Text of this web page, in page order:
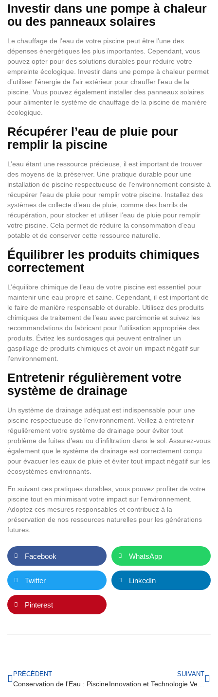
Investir dans une pompe à chaleur
ou des panneaux solaires
Le chauffage de l’eau de votre piscine peut être l’une des
dépenses énergétiques les plus importantes. Cependant, vous
pouvez opter pour des solutions durables pour réduire votre
empreinte écologique. Investir dans une pompe à chaleur permet
d’utiliser l’énergie de l’air extérieur pour chauffer l’eau de la
piscine. Vous pouvez également installer des panneaux solaires
pour alimenter le système de chauffage de la piscine de manière
écologique.
Récupérer l’eau de pluie pour
remplir la piscine
L’eau étant une ressource précieuse, il est important de trouver
des moyens de la préserver. Une pratique durable pour une
installation de piscine respectueuse de l’environnement consiste à
récupérer l’eau de pluie pour remplir votre piscine. Installez des
systèmes de collecte d’eau de pluie, comme des barrils de
récupération, pour stocker et utiliser l’eau de pluie pour remplir
votre piscine. Cela permet de réduire la consommation d’eau
potable et de conserver cette ressource naturelle.
Équilibrer les produits chimiques
correctement
L’équilibre chimique de l’eau de votre piscine est essentiel pour
maintenir une eau propre et saine. Cependant, il est important de
le faire de manière responsable et durable. Utilisez des produits
chimiques de traitement de l’eau avec parcimonie et suivez les
recommandations du fabricant pour l’utilisation appropriée des
produits. Évitez les surdosages qui peuvent entraîner un
gaspillage de produits chimiques et avoir un impact négatif sur
l’environnement.
Entretenir régulièrement votre
système de drainage
Un système de drainage adéquat est indispensable pour une
piscine respectueuse de l’environnement. Veillez à entretenir
régulièrement votre système de drainage pour éviter tout
problème de fuites d’eau ou d’infiltration dans le sol. Assurez-vous
également que le système de drainage est correctement conçu
pour évacuer les eaux de pluie et éviter tout impact négatif sur les
écosystèmes environnants.
En suivant ces pratiques durables, vous pouvez profiter de votre
piscine tout en minimisant votre impact sur l’environnement.
Adoptez ces mesures responsables et contribuez à la
préservation de nos ressources naturelles pour les générations
futures.
Facebook WhatsApp
Twitter LinkedIn
Pinterest
PRÉCÉDENT
Conservation de l’Eau : Piscine
SUIVANT
Innovation et Technologie Verte : Terrassement Piscine